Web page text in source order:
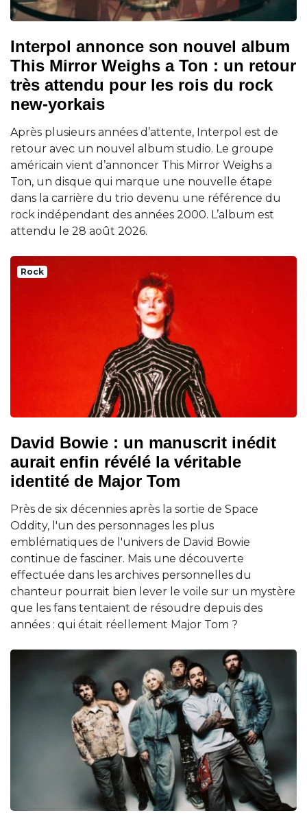
Interpol annonce son nouvel album
This Mirror Weighs a Ton : un retour
très attendu pour les rois du rock
new-yorkais
Après plusieurs années d’attente, Interpol est de
retour avec un nouvel album studio. Le groupe
américain vient d’annoncer This Mirror Weighs a
Ton, un disque qui marque une nouvelle étape
dans la carrière du trio devenu une référence du
rock indépendant des années 2000. L’album est
attendu le 28 août 2026.
Rock
David Bowie : un manuscrit inédit
aurait enfin révélé la véritable
identité de Major Tom
Près de six décennies après la sortie de Space
Oddity, l'un des personnages les plus
emblématiques de l'univers de David Bowie
continue de fasciner. Mais une découverte
effectuée dans les archives personnelles du
chanteur pourrait bien lever le voile sur un mystère
que les fans tentaient de résoudre depuis des
années : qui était réellement Major Tom ?